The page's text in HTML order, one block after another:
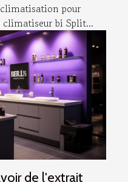
pour
bi Split...
de l'extrait